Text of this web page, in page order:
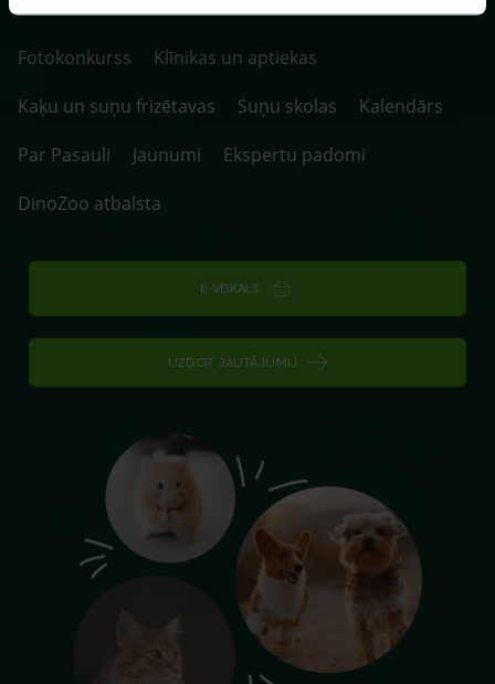
Fotokonkurss
Klīnikas un aptiekas
Kaķu un suņu frizētavas
Suņu skolas
Kalendārs
Par Pasauli
Jaunumi
Ekspertu padomi
DinoZoo atbalsta
E-VEIKALS
UZDOT JAUTĀJUMU